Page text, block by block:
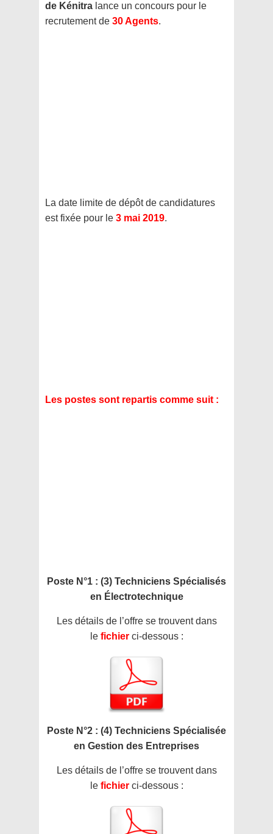
de Kénitra lance un concours pour le
recrutement de 30 Agents.
La date limite de dépôt de candidatures
est fixée pour le 3 mai 2019.
Les postes sont repartis comme suit :
Poste N°1 : (3) Techniciens Spécialisés
en Électrotechnique
Les détails de l’offre se trouvent dans
le fichier ci-dessous :
Poste N°2 : (4) Techniciens Spécialisée
en Gestion des Entreprises
Les détails de l’offre se trouvent dans
le fichier ci-dessous :